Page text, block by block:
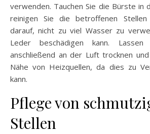
verwenden. Tauchen Sie die Bürste in
reinigen Sie die betroffenen
darauf, nicht zu viel Wasser zu
Leder beschädigen kann.
anschließend an der Luft trocknen
Nähe von Heizquellen, da dies zu
kann.
Pflege von
Stellen